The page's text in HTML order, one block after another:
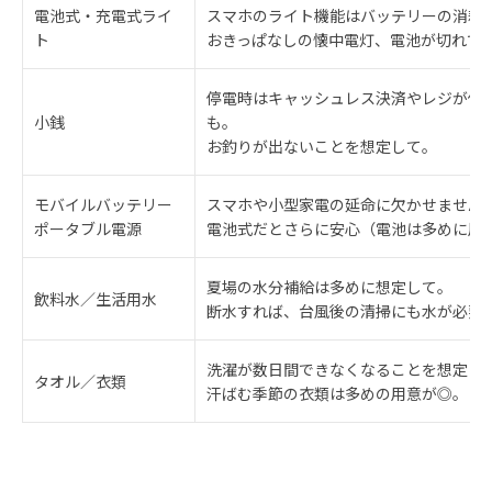
電池式・充電式ライ
ト
スマホのライト機能はバッテリーの消耗
おきっぱなしの懐中電灯、電池が切れて
小銭
停電時はキャッシュレス決済やレジが停
も。
お釣りが出ないことを想定して。
モバイルバッテリー
ポータブル電源
スマホや小型家電の延命に欠かせません
電池式だとさらに安心（電池は多めに用
飲料水／生活用水
夏場の水分補給は多めに想定して。
断水すれば、台風後の清掃にも水が必要
タオル／衣類
洗濯が数日間できなくなることを想定し
汗ばむ季節の衣類は多めの用意が◎。